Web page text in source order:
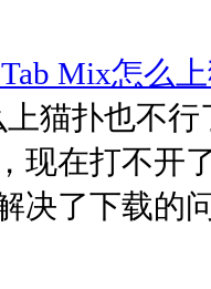
Mix怎么
猫扑也不
现在打不开
决了下载的